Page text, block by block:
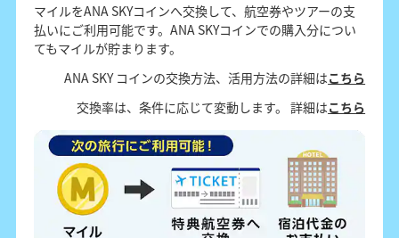
マイルをANA SKYコインへ交換して、航空券やツアーの支
払いにご利用可能です。ANA SKYコインでの購入分につい
てもマイルが貯まります。
ANA SKY コインの交換方法、活用方法の詳細はこちら
交換率は、条件に応じて変動します。 詳細はこちら